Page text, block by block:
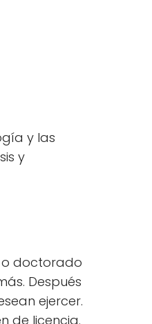
y las
y
o doctorado
Después
ejercer.
de licencia.